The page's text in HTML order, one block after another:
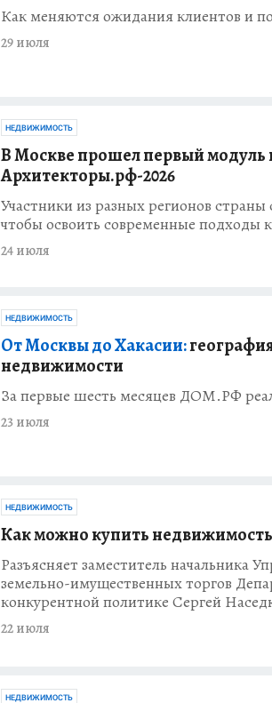
Как меняются ожидания клиентов и
29 июля
НЕДВИЖИМОСТЬ
В Москве прошел первый
Архитекторы.рф-2026
Участники из разных регионов
чтобы освоить современные подходы
24 июля
НЕДВИЖИМОСТЬ
От Москвы до Хакасии:
недвижимости
За первые шесть месяцев ДОМ.РФ
23 июля
НЕДВИЖИМОСТЬ
Как можно купить
Разъясняет заместитель начальника
земельно-имущественных торгов
конкурентной политике Сергей
22 июля
НЕДВИЖИМОСТЬ